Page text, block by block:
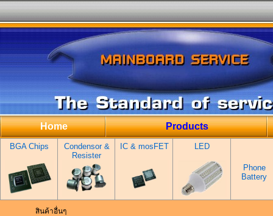
Home Products
BGA Chips
Condensor &
Resister
IC & mosFET LED
Phone
Battery
สินค้าอื่นๆ